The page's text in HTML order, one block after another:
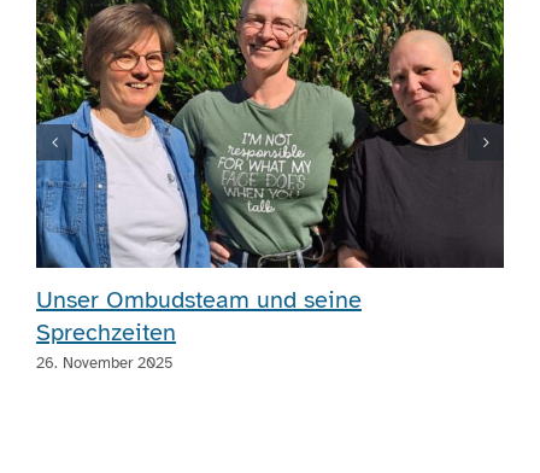
Unser Ombudsteam und seine
Sprechzeiten
26. November 2025